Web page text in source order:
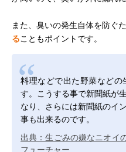
また、臭いの発生自体を防ぐ
ることもポイントです。
料理などで出た野菜などの
す。こうする事で新聞紙が
なり、さらには新聞紙のイ
事も出来るのです。
出典：生ごみの嫌なニオイ
フューチャー